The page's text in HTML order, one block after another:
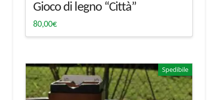
Gioco di legno “Città”
80,00€
Spedibile